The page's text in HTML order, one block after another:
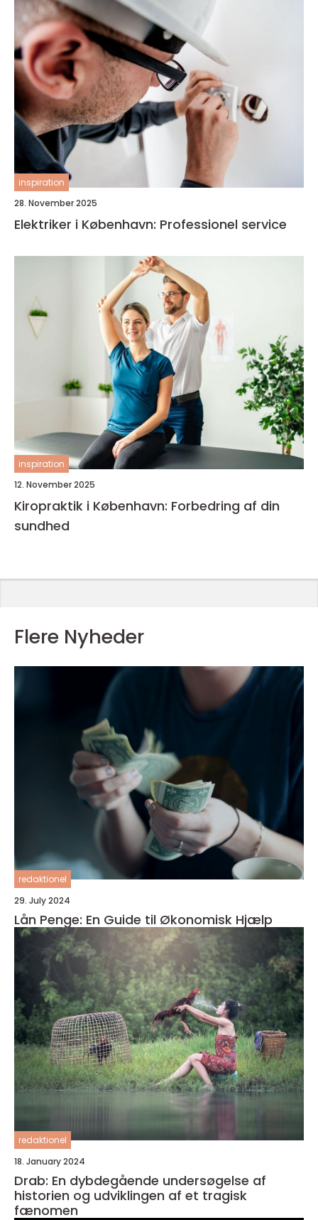
inspiration
28. November 2025
Elektriker i København: Professionel service
inspiration
12. November 2025
Kiropraktik i København: Forbedring af din
sundhed
Flere Nyheder
redaktionel
29. July 2024
Lån Penge: En Guide til Økonomisk Hjælp
redaktionel
18. January 2024
Drab: En dybdegående undersøgelse af
historien og udviklingen af et tragisk
fænomen